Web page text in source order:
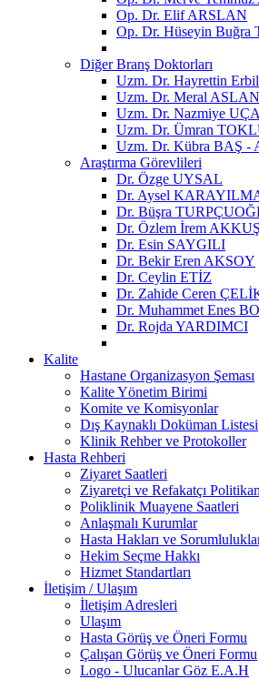
Op. Dr. Elif ARSLAN
Op. Dr. Hüseyin Buğra
Diğer Branş Doktorları
Uzm. Dr. Hayrettin
Uzm. Dr. Meral
Uzm. Dr. Nazmiye
Uzm. Dr. Ümran
Uzm. Dr. Kübra BAŞ -
Araştırma Görevlileri
Dr. Özge UYSAL
Dr. Aysel
Dr. Büşra
Dr. Özlem İrem AKKUŞ
Dr. Esin SAYGILI
Dr. Bekir Eren AKSOY
Dr. Ceylin ETİZ
Dr. Zahide Ceren
Dr. Muhammet Enes
Dr. Rojda YARDIMCI
Kalite
Hastane Organizasyon Şeması
Kalite Yönetim Birimi
Komite ve Komisyonlar
Dış Kaynaklı Doküman Listesi
Klinik Rehber ve Protokoller
Hasta Rehberi
Ziyaret Saatleri
Ziyaretçi ve Refakatçı
Poliklinik Muayene Saatleri
Anlaşmalı Kurumlar
Hasta Hakları ve
Hekim Seçme Hakkı
Hizmet Standartları
İletişim / Ulaşım
İletişim Adresleri
Ulaşım
Hasta Görüş ve Öneri Formu
Çalışan Görüş ve Öneri Formu
Logo - Ulucanlar Göz E.A.H